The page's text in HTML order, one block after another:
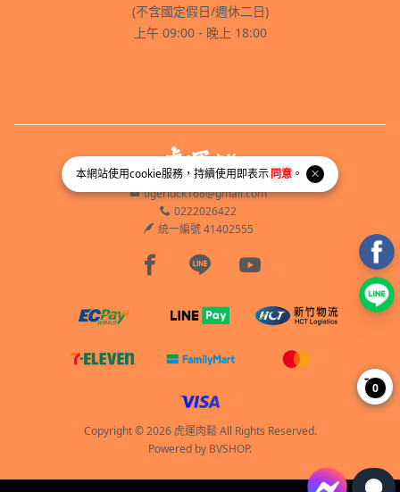
本網站使用cookie服務，持續使用即表示同意 。
(不含國定假日/週休二日)
上午 09:00 - 晚上 18:00
tigerluck168@gmail.com
0222026422
統一編號 41402555
Facebook page
Line pageYoutube page
Copyright © 2026 虎運肉鬆 All Rights Reserved.
Powered by BVSHOP.
0